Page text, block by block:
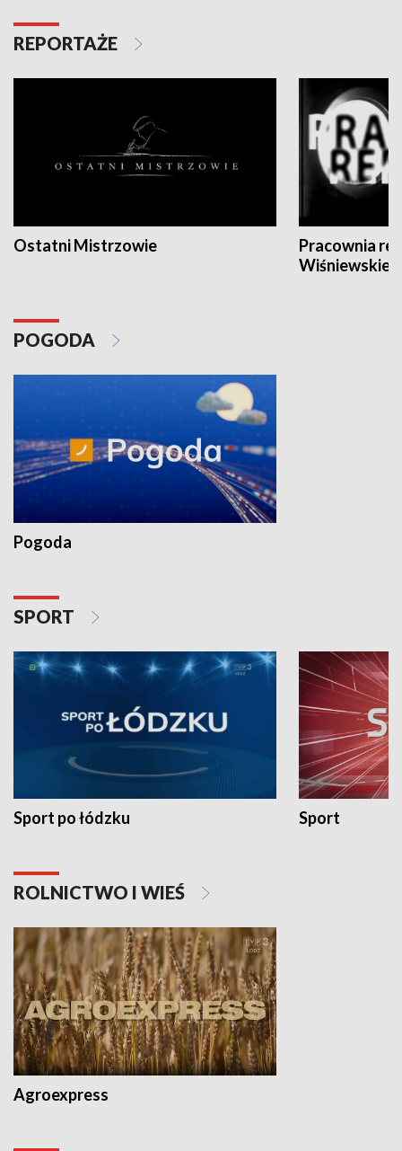
REPORTAŻE
Ostatni Mistrzowie
Pracownia
POGODA
Pogoda
SPORT
Sport po łódzku Sport
ROLNICTWO I WIEŚ
Agroexpress